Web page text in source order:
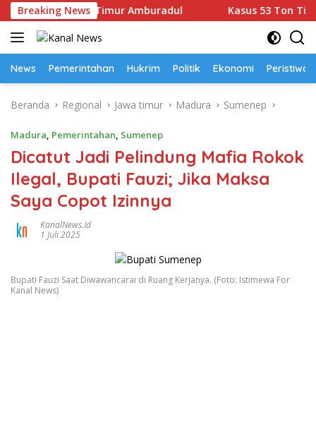
Langsung
ke
konten
Breaking NewsTimur Amburadul Kasus 53 Ton Timah
News Pemerintahan Hukrim Politik Ekonomi Peristiwa
Beranda Regional Jawa timur Madura Sumenep
Madura, Pemerintahan, Sumenep
Dicatut Jadi Pelindung Mafia Rokok
Ilegal, Bupati Fauzi; Jika Maksa
Saya Copot Izinnya
KanalNews.id
1 Juli 2025
Bupati Fauzi Saat Diwawancarai di Ruang Kerjanya. (Foto: Istimewa For
Kanal News)